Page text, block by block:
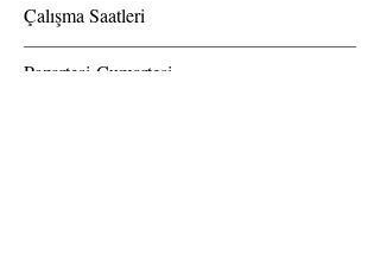
Çalışma Saatleri
Pazartesi-Cumartesi